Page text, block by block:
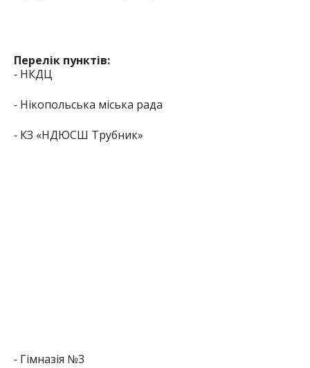
Перелік пунктів:
⁃ НКДЦ
⁃ Нікопольська міська рада
⁃ КЗ «НДЮСШ Трубник»
⁃ Гімназія №3